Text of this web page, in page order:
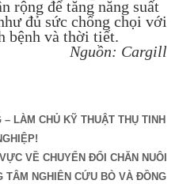
rộng để tăng năng suất
đủ sức chống chọi với
bệnh và thời tiết.
Nguồn: Cargill
LÀM CHỦ KỸ THUẬT THỤ TINH
VỀ CHUYỂN ĐỔI CHĂN NUÔI
TÂM NGHIÊN CỨU BÒ VÀ ĐỒNG